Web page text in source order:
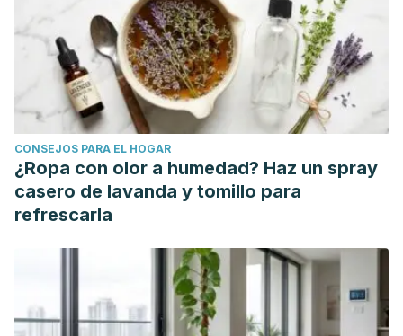
CONSEJOS PARA EL HOGAR
¿Ropa con olor a humedad? Haz un spray
casero de lavanda y tomillo para
refrescarla